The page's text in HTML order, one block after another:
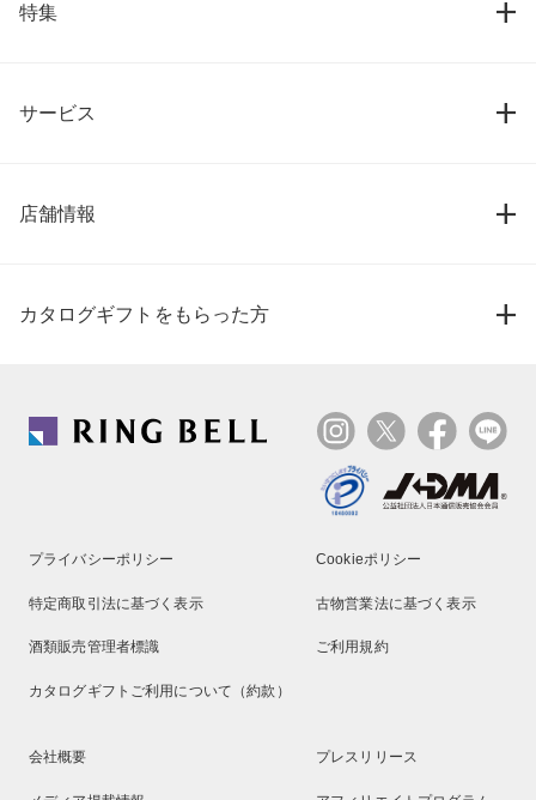
特集
サービス
店舗情報
カタログギフトをもらった方
プライバシーポリシー Cookieポリシー
特定商取引法に基づく表示 古物営業法に基づく表示
酒類販売管理者標識 ご利用規約
カタログギフトご利用について（約款）
会社概要 プレスリリース